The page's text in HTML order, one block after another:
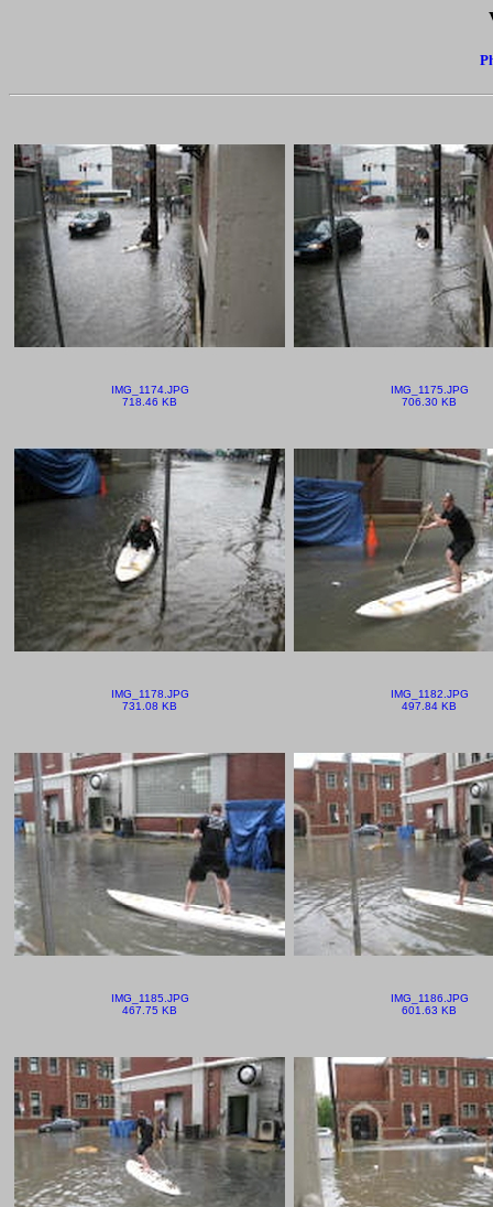
IMG_1174.JPG
718.46 KB
IMG_1175.JPG
706.30 KB
IMG_1178.JPG
731.08 KB
IMG_1182.JPG
497.84 KB
IMG_1185.JPG
467.75 KB
IMG_1186.JPG
601.63 KB